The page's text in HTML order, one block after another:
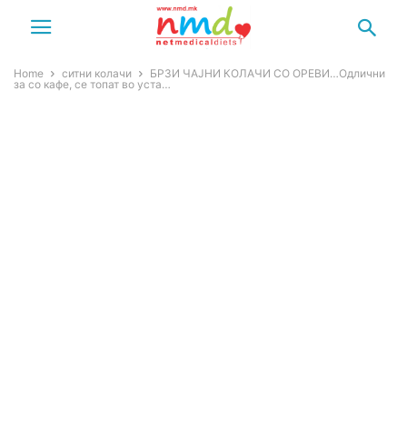
Home ситни колачи
БРЗИ ЧАЈНИ КОЛАЧИ СО ОРЕВИ…Одлични
за со кафе, се топат во уста…